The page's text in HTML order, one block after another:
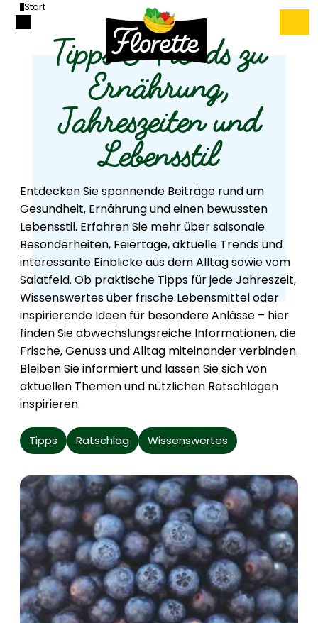
Start
Tipps & Trends zu
Ernährung,
Jahreszeiten und
Lebensstil
Entdecken Sie spannende Beiträge rund um
Gesundheit, Ernährung und einen bewussten
Lebensstil. Erfahren Sie mehr über saisonale
Besonderheiten, Feiertage, aktuelle Trends und
interessante Einblicke aus dem Alltag sowie vom
Salatfeld. Ob praktische Tipps für jede Jahreszeit,
Wissenswertes über frische Lebensmittel oder
inspirierende Ideen für besondere Anlässe – hier
finden Sie abwechslungsreiche Informationen, die
Frische, Genuss und Alltag miteinander verbinden.
Bleiben Sie informiert und lassen Sie sich von
aktuellen Themen und nützlichen Ratschlägen
inspirieren.
Tipps Ratschlag Wissenswertes